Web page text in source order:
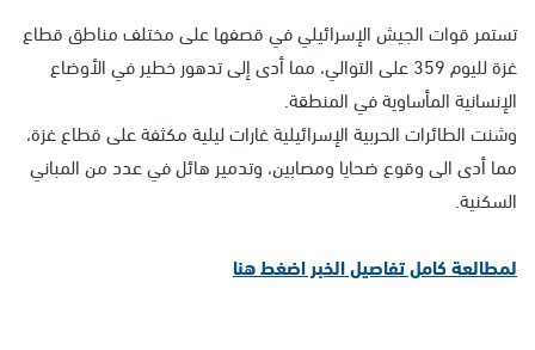
تستمر قوات الجيش الإسرائيلي في قصفها على مختلف مناطق قطاع
غزة لليوم 359 على التوالي، مما أدى إلى تدهور خطير في الأوضاع
الإنسانية المأساوية في المنطقة.
وشنت الطائرات الحربية الإسرائيلية غارات ليلية مكثفة على قطاع غزة،
مما أدى الى وقوع ضحايا ومصابين، وتدمير هائل في عدد من المباني
السكنية.
لمطالعة كامل تفاصيل الخبر اضغط هنا